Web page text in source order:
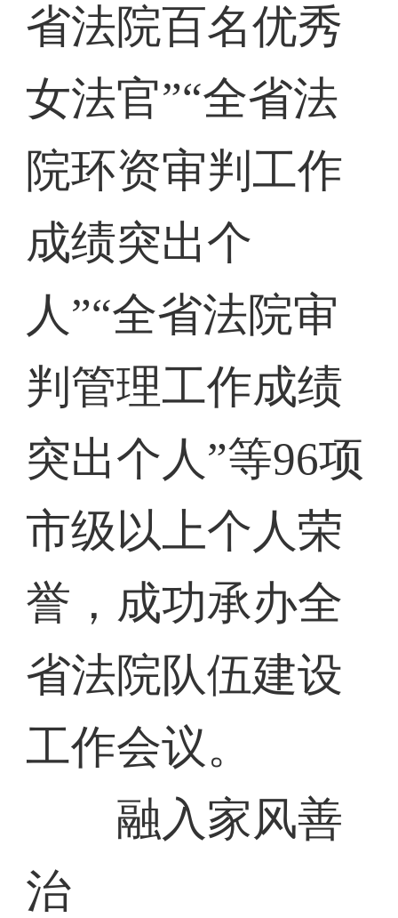
省法院百名优秀
女法官”“全省法
院环资审判工作
成绩突出个
人”“全省法院审
判管理工作成绩
突出个人”等96项
市级以上个人荣
誉，成功承办全
省法院队伍建设
工作会议。
融入家风善
治